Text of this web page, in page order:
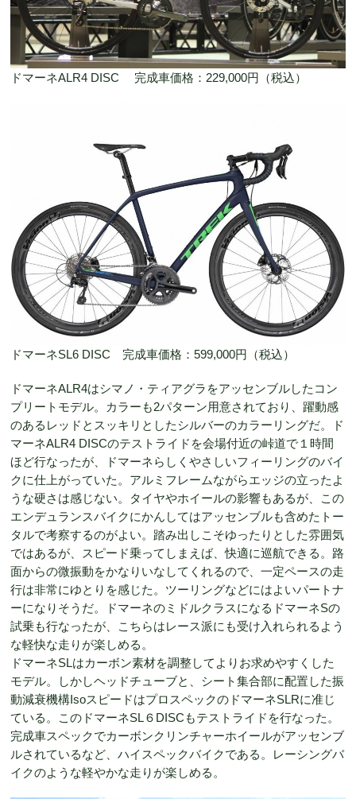
ドマーネALR4 DISC 完成車価格：229,000円（税込）
ドマーネSL6 DISC 完成車価格：599,000円（税込）
ドマーネALR4はシマノ・ティアグラをアッセンブルしたコン
プリートモデル。カラーも2パターン用意されており、躍動感
のあるレッドとスッキリとしたシルバーのカラーリングだ。ド
マーネALR4 DISCのテストライドを会場付近の峠道で１時間
ほど行なったが、ドマーネらしくやさしいフィーリングのバイ
クに仕上がっていた。アルミフレームながらエッジの立ったよ
うな硬さは感じない。タイヤやホイールの影響もあるが、この
エンデュランスバイクにかんしてはアッセンブルも含めたトー
タルで考察するのがよい。踏み出しこそゆったりとした雰囲気
ではあるが、スピード乗ってしまえば、快適に巡航できる。路
面からの微振動をかなりいなしてくれるので、一定ペースの走
行は非常にゆとりを感じた。ツーリングなどにはよいパートナ
ーになりそうだ。ドマーネのミドルクラスになるドマーネSの
試乗も行なったが、こちらはレース派にも受け入れられるよう
な軽快な走りが楽しめる。
ドマーネSLはカーボン素材を調整してよりお求めやすくした
モデル。しかしヘッドチューブと、シート集合部に配置した振
動減衰機構IsoスピードはプロスペックのドマーネSLRに准じ
ている。このドマーネSL６DISCもテストライドを行なった。
完成車スペックでカーボンクリンチャーホイールがアッセンブ
ルされているなど、ハイスペックバイクである。レーシングバ
イクのような軽やかな走りが楽しめる。